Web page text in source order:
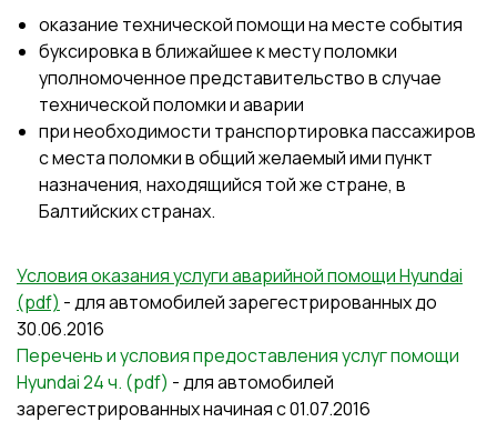
оказание технической помощи на месте события
буксировка в ближайшее к месту поломки
уполномоченное представительство в случае
технической поломки и аварии
при необходимости транспортировка пассажиров
с места поломки в общий желаемый ими пункт
назначения, находящийся той же стране, в
Балтийских странах.
Условия оказания услуги аварийной помощи Hyundai
(pdf) - для автомобилей зарегестрированных до
30.06.2016
Перечень и условия предоставления услуг помощи
Hyundai 24 ч. (pdf) - для автомобилей
зарегестрированных начиная с 01.07.2016